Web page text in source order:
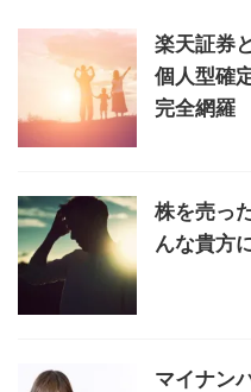
楽天証券
個人型確
完全網羅
株を売っ
んな貴方
マイナン